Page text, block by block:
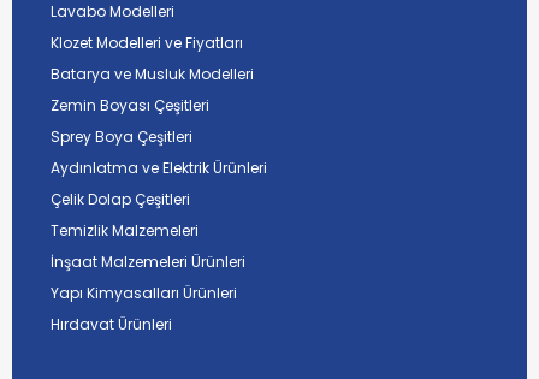
Lavabo Modelleri
Klozet Modelleri ve Fiyatları
Batarya ve Musluk Modelleri
Zemin Boyası Çeşitleri
Sprey Boya Çeşitleri
Aydınlatma ve Elektrik Ürünleri
Çelik Dolap Çeşitleri
Temizlik Malzemeleri
İnşaat Malzemeleri Ürünleri
Yapı Kimyasalları Ürünleri
Hırdavat Ürünleri